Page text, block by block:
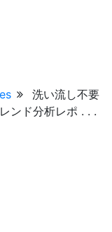
洗い流し不要
ンド分析レポ . . .